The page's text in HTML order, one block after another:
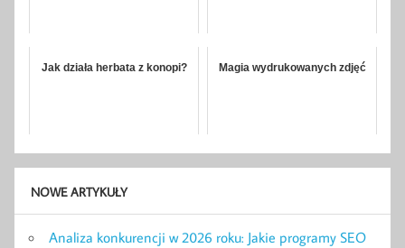
Jak działa herbata z konopi? Magia wydrukowanych zdjęć
NOWE ARTYKUŁY
Analiza konkurencji w 2026 roku: Jakie programy SEO